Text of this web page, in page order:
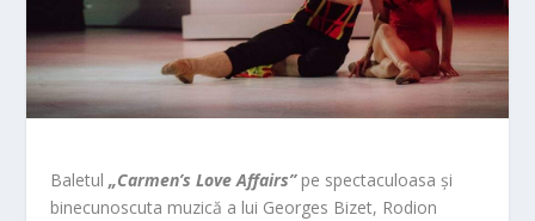
Baletul„Carmen’s Love Affairs”pe spectaculoasa şi
binecunoscuta muzică a lui Georges Bizet, Rodion